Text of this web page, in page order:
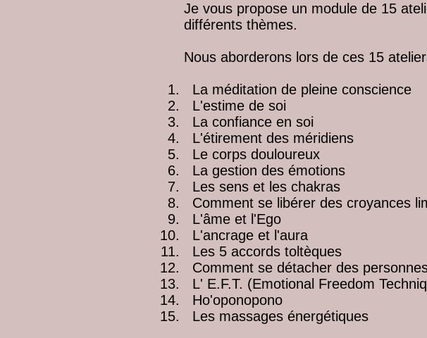
Je vous propose un module de 15
différents thèmes.
Nous aborderons lors de ces 15
La méditation de pleine conscience
L'estime de soi
La confiance en soi
L'étirement des méridiens
Le corps douloureux
La gestion des émotions
Les sens et les chakras
Comment se libérer des croyances
L'âme et l'Ego
L'ancrage et l'aura
Les 5 accords toltèques
Comment se détacher des
L' E.F.T. (Emotional Freedom
Ho'oponopono
Les massages énergétiques